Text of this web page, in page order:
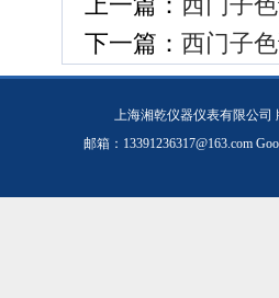
上一篇： 西门子
下一篇： 西门子
上海湘乾仪器仪表有限公司
邮箱： 13391236317@163.com